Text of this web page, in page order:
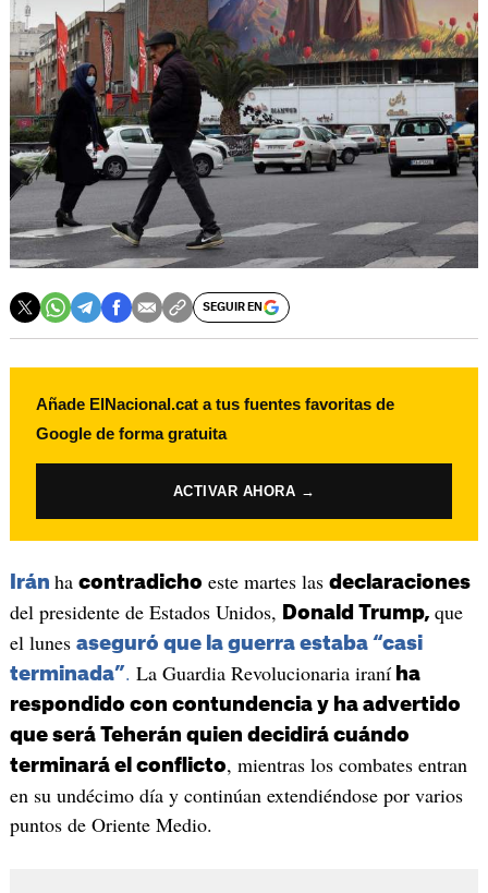
SEGUIR EN
Añade ElNacional.cat a tus fuentes favoritas de
Google de forma gratuita
ACTIVAR AHORA →
Irán ha contradicho este martes las declaraciones
del presidente de Estados Unidos, Donald Trump, que
el lunes aseguró que la guerra estaba “casi
terminada”. La Guardia Revolucionaria iraníha
respondido con contundencia y ha advertido
que será Teherán quien decidirá cuándo
terminará el conflicto, mientras los combates entran
en su undécimo día y continúan extendiéndose por varios
puntos de Oriente Medio.